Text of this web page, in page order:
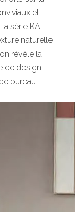
et
série KATE
naturelle
révèle la
de design
bureau